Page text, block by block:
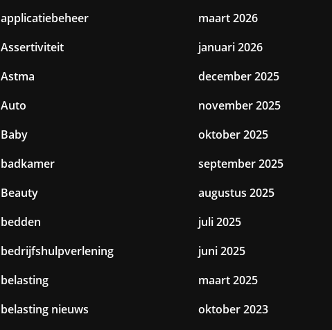
applicatiebeheer
Assertiviteit
Astma
Auto
Baby
badkamer
Beauty
bedden
bedrijfshulpverlening
belasting
belasting nieuws
maart 2026
januari 2026
december 2025
november 2025
oktober 2025
september 2025
augustus 2025
juli 2025
juni 2025
maart 2025
oktober 2023